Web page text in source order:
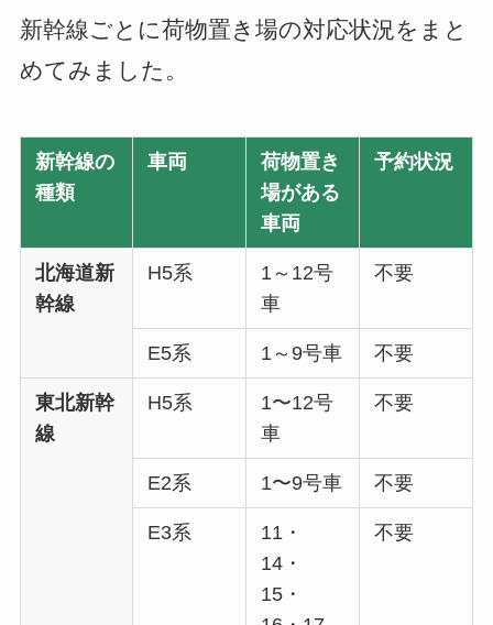
新幹線ごとに荷物置き場の対応状況をまと
めてみました。
新幹線の
種類
車両
荷物置き
場がある
車両
予約状況
北海道新
幹線
H5系
1～12号
車
不要
E5系 1～9号車 不要
東北新幹
線
H5系
1〜12号
車
不要
E2系 1〜9号車 不要
E3系
11・
14・
15・
不要